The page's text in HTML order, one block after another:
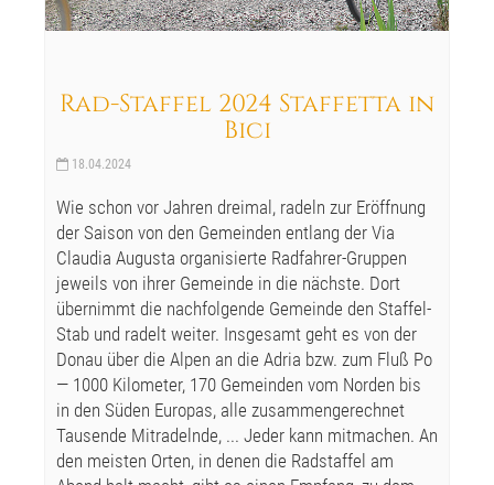
Rad-Staffel 2024 Staffetta in
Bici
18.04.2024
Wie schon vor Jahren dreimal, radeln zur Eröffnung
der Saison von den Gemeinden entlang der Via
Claudia Augusta organisierte Radfahrer-Gruppen
jeweils von ihrer Gemeinde in die nächste. Dort
übernimmt die nachfolgende Gemeinde den Staffel-
Stab und radelt weiter. Insgesamt geht es von der
Donau über die Alpen an die Adria bzw. zum Fluß Po
— 1000 Kilometer, 170 Gemeinden vom Norden bis
in den Süden Europas, alle zusammengerechnet
Tausende Mitradelnde, ... Jeder kann mitmachen. An
den meisten Orten, in denen die Radstaffel am